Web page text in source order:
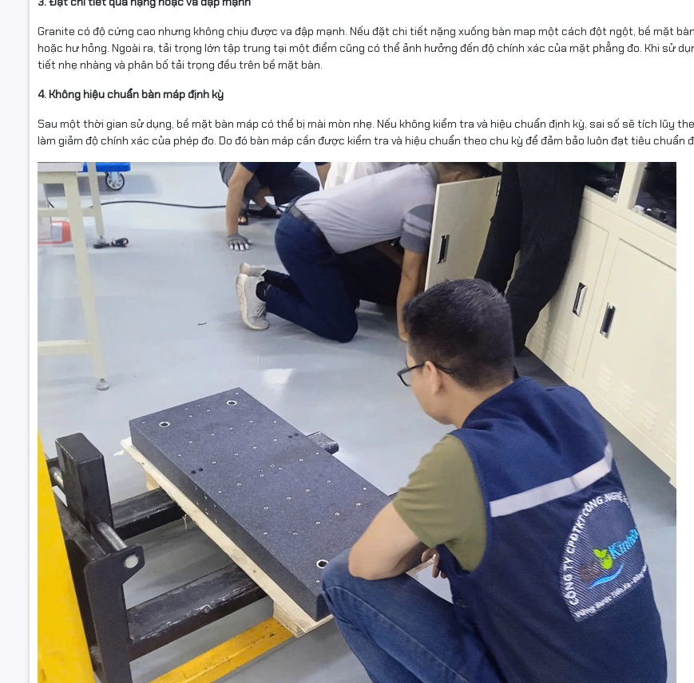
Granite có độ cứng cao nhưng không chịu được va đập mạnh. Nếu đặt chi tiết nặng xuống bàn map một cách đột ngột, bề mặt
hoặc hư hỏng. Ngoài ra, tải trọng lớn tập trung tại một điểm cũng có thể ảnh hưởng đến độ chính xác của mặt phẳng đo. Khi sử
tiết nhẹ nhàng và phân bố tải trọng đều trên bề mặt bàn.
4. Không hiệu chuẩn bàn máp định kỳ
Sau một thời gian sử dụng, bề mặt bàn máp có thể bị mài mòn nhẹ. Nếu không kiểm tra và hiệu chuẩn định kỳ, sai số sẽ tích lũy
làm giảm độ chính xác của phép đo. Do đó bàn máp cần được kiểm tra và hiệu chuẩn theo chu kỳ để đảm bảo luôn đạt tiêu chuẩn